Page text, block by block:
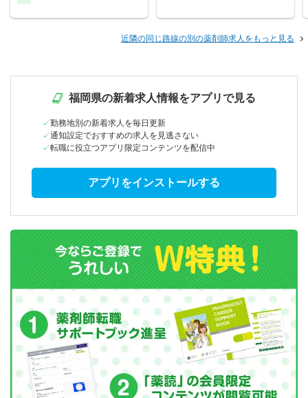
近隣の同じ路線の別の薬剤師求人をもっと見る
福岡県の新着求人情報をアプリで見る
勤務地別の新着求人を毎日更新
通知設定でおすすめの求人を見逃さない
転職に役立つアプリ限定コンテンツを配信中
アプリをインストールする